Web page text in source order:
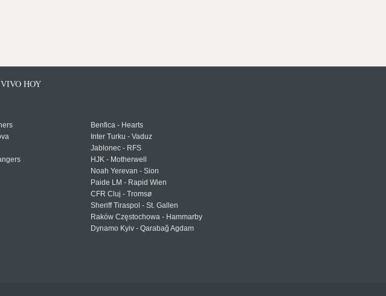
HOY
Benfica - Hearts
Inter Turku - Vaduz
Jablonec - RFS
HJK - Motherwell
Noah Yerevan - Sion
Paide LM - Rapid Wien
CFR Cluj - Tromsø
Sheriff Tiraspol - St. Gallen
Raków Częstochowa - Hammarby
Dynamo Kyiv - Qarabağ Agdam